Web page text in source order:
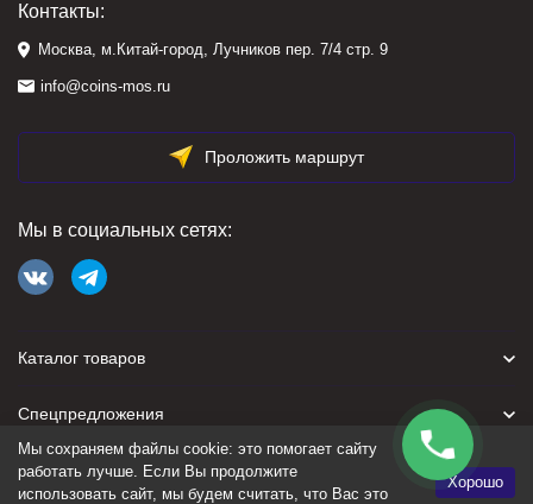
Контакты:
Москва, м.Китай-город, Лучников пер. 7/4 стр. 9
info@coins-mos.ru
Проложить маршрут
Мы в социальных сетях:
Каталог товаров
Спецпредложения
Для покупателя
Мы сохраняем файлы cookie: это помогает сайту
работать лучше. Если Вы продолжите
использовать сайт, мы будем считать, что Вас это
Хорошо